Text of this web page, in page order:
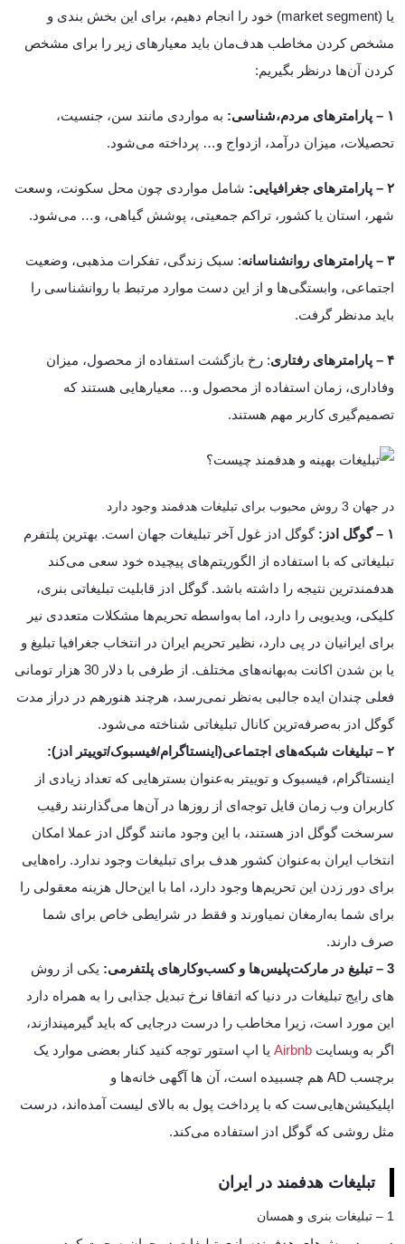
یا (market segment) خود را انجام دهیم، برای این بخش بندی و
مشخص کردن مخاطب هدف‌مان باید معیارهای زیر را برای مشخص
کردن آن‌ها درنظر بگیریم:
۱ – پارامترهای مردم،شناسی:
به مواردی مانند سن، جنسیت،
تحصیلات، میزان درآمد، ازدواج و… پرداخته می‌شود.
۲ – پارامترهای جغرافیایی:
شامل مواردی چون محل سکونت، وسعت
شهر، استان یا کشور، تراکم جمعیتی، پوشش گیاهی، و… می‌شود.
۳ – پارامترهای روانشناسانه
: سبک زندگی، تفکرات مذهبی، وضعیت
اجتماعی، وابستگی‌ها و از این دست موارد مرتبط با روانشناسی را
باید مدنظر گرفت.
۴ – پارامترهای رفتاری
: رخ بازگشت استفاده از محصول، میزان
وفاداری، زمان استفاده از محصول و… معیارهایی هستند که
تصمیم‌گیری کاربر مهم هستند.
در جهان 3 روش محبوب برای تبلیغات هدفمند وجود دارد
۱ – گوگل ادز:
گوگل ادز غول آخر تبلیغات جهان است. بهترین پلتفرم
تبلیغاتی که با استفاده از الگوریتم‌های پیچیده خود سعی می‌کند
هدفمندترین نتیجه را داشته باشد. گوگل ادز قابلیت تبلیغاتی بنری،
کلیکی، ویدیویی را دارد، اما به‌واسطه تحریم‌ها مشکلات متعددی نیر
برای ایرانیان در پی دارد، نظیر تحریم ایران در انتخاب جغرافیا تبلیغ و
یا بن شدن‌ اکانت به‌بهانه‌های مختلف. از طرفی با دلار 30 هزار تومانی
فعلی چندان ایده جالبی به‌نظر نمی‌رسد، هرچند هنورهم در دراز مدت
گوگل ادز به‌صرفه‌ترین کانال تبلیغاتی شناخته می‌شود.
۲ – تبلیغات شبکه‌های اجتماعی(اینستاگرام/فیسبوک/
توییتر ادز):
اینستاگرام، فیسبوک و توییتر به‌عنوان بسترهایی که تعداد زیادی از
کاربران وب زمان قایل توجه‌ای از روزها در آن‌ها می‌گذارنند رقیب
سرسخت گوگل ادز هستند، با این وجود مانند گوگل ادز عملا امکان
انتخاب ایران به‌عنوان کشور هدف برای تبلیغات وجود ندارد. راه‌هایی
برای دور زدن این تحریم‌ها وجود دارد، اما با این‌حال هزینه معقولی را
برای شما به‌ارمغان نمیاورند و فقط در شرایطی خاص برای شما
صرف دارند.
3 – تبلیغ در مارکت‌پلیس‌ها و کسب‌و‌کارهای پلتفرمی:
یکی از روش
های رایج تبلیغات در دنیا که اتفاقا نرخ تبدیل جذابی را به همراه دارد
این مورد است، زیرا مخاطب را درست درجایی که باید گیرمیندازند،
اگر به وبسایت Airbnb یا اپ استور توجه کنید کنار بعضی موارد یک
برچسب AD هم چسبیده است، آن ها آگهی خانه‌ها و
اپلیکیشن‌هایی‌ست که با پرداخت پول به بالای لیست آمده‌اند، درست
مثل روشی که گوگل ادز استفاده می‌کند.
تبلیغات هدفمند در ایران
1 – تبلیغات بنری و همسان